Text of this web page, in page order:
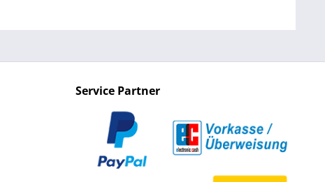
Service Partner